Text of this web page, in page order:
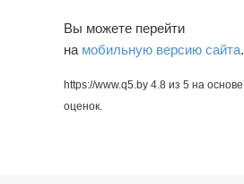
Вы можете перейти
на мобильную версию сайта.
https://www.q5.by 4.8 из 5 на основе
оценок.